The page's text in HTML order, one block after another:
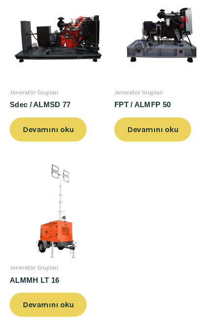
Jeneratör Grupları
Sdec / ALMSD 77
Devamını oku
Jeneratör Grupları
FPT / ALMFP 50
Devamını oku
Jeneratör Grupları
ALMMH LT 16
Devamını oku